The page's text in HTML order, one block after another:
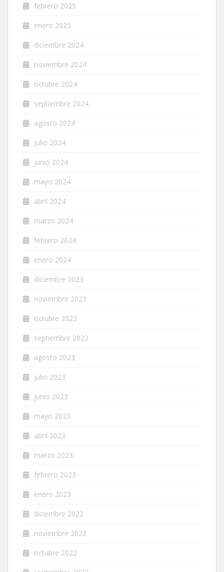
febrero 2025
enero 2025
diciembre 2024
noviembre 2024
octubre 2024
septiembre 2024
agosto 2024
julio 2024
junio 2024
mayo 2024
abril 2024
marzo 2024
febrero 2024
enero 2024
diciembre 2023
noviembre 2023
octubre 2023
septiembre 2023
agosto 2023
julio 2023
junio 2023
mayo 2023
abril 2023
marzo 2023
febrero 2023
enero 2023
diciembre 2022
noviembre 2022
octubre 2022